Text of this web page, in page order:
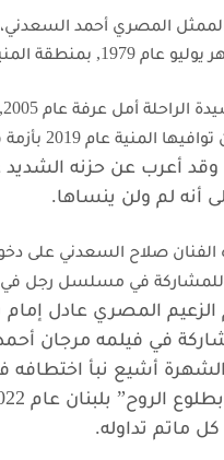
المصري أحمد
بمنطقة المنيرة في مصر.
المنية عام 2019 بأزمة قلبية
وقد أعرب عن حزنه
أنه لم ولن ينساها.
الفنان صلاح السعدني على
في مسلسل رجل في
المصري عادل إمام
في فيلمه مرجان
الشهرة أشيع نبأ اختطافه
ماتم تداوله.